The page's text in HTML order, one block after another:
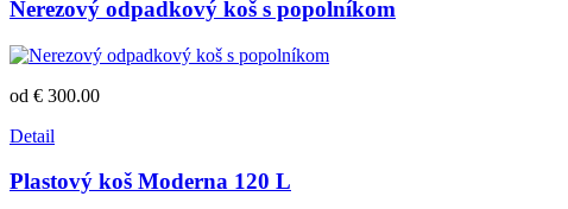
Nerezový odpadkový koš s popolníkom
od € 300.00
Detail
Plastový koš Moderna 120 L